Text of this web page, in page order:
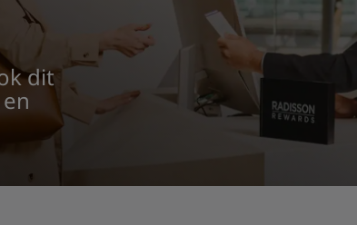
dit